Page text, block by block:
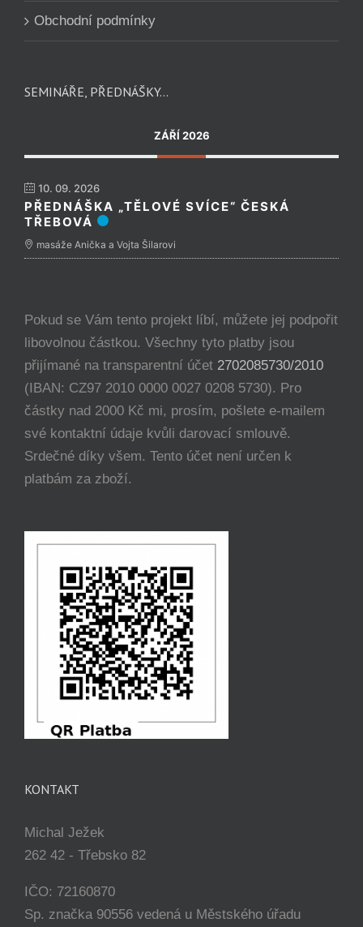
Obchodní podmínky
SEMINÁŘE, PŘEDNÁŠKY…
ZÁŘÍ 2026
10. 09. 2026
PŘEDNÁŠKA „TĚLOVÉ SVÍCE“ ČESKÁ
TŘEBOVÁ
masáže Anička a Vojta Šilarovi
Pokud se Vám tento projekt líbí, můžete jej podpořit
libovolnou částkou. Všechny tyto platby jsou
přijímané na transparentní účet 2702085730/2010
(IBAN: CZ97 2010 0000 0027 0208 5730). Pro
částky nad 2000 Kč mi, prosím, pošlete e-mailem
své kontaktní údaje kvůli darovací smlouvě.
Srdečné díky všem. Tento účet není určen k
platbám za zboží.
KONTAKT
Michal Ježek
262 42 - Třebsko 82
IČO: 72160870
Sp. značka 90556 vedená u Městského úřadu